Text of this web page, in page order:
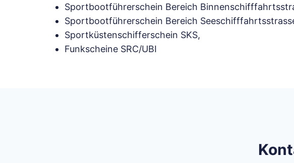
Sportbootführerschein Bereich
Sportbootführerschein Bereich
Sportküstenschifferschein SKS,
Funkscheine SRC/UBI